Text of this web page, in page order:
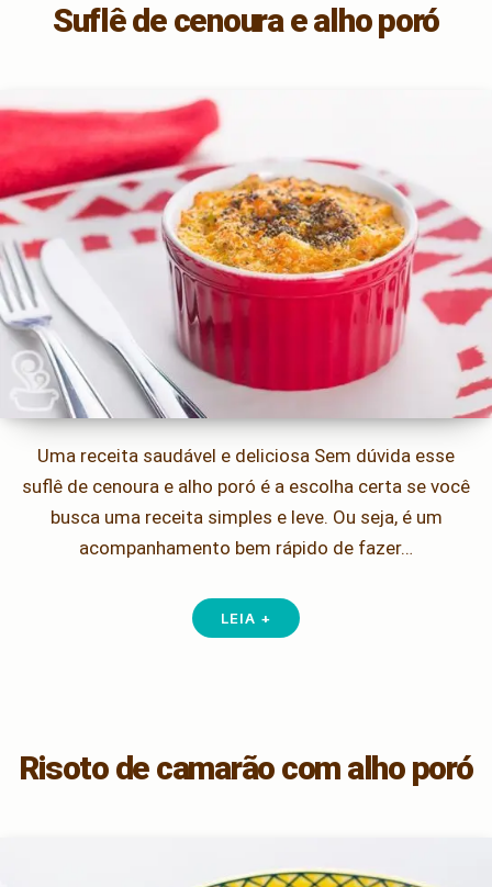
Suflê de cenoura e alho poró
Uma receita saudável e deliciosa Sem dúvida esse
suflê de cenoura e alho poró é a escolha certa se você
busca uma receita simples e leve. Ou seja, é um
acompanhamento bem rápido de fazer…
LEIA +
Risoto de camarão com alho poró